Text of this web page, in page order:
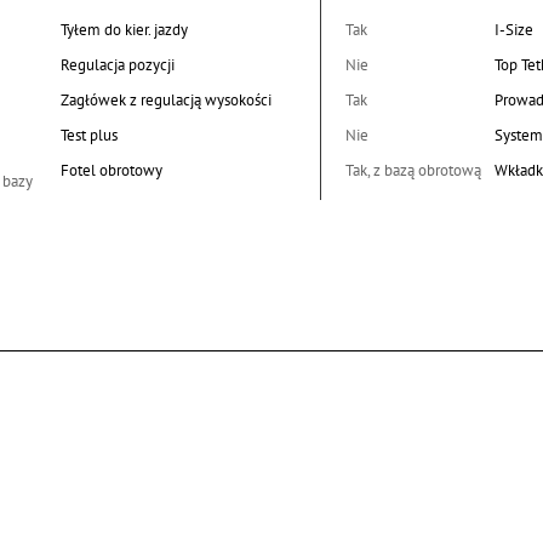
Tyłem do kier. jazdy
Tak
Regulacja pozycji
Nie
Zagłówek z regulacją wysokości
Tak
Test plus
Nie
Fotel obrotowy
Tak, z bazą obrotową
I-Size
Top